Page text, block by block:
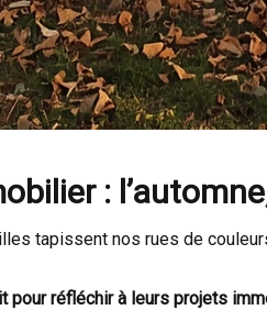
:
tapissent nos rues de
pour réfléchir à leurs projets